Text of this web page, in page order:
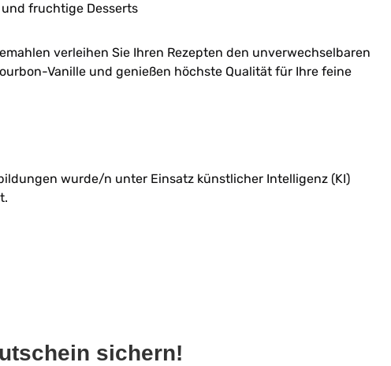
fruchtige Desserts
verleihen Sie Ihren Rezepten den unverwechselbaren
Vanille und genießen höchste Qualität für Ihre feine
wurde/n unter Einsatz künstlicher Intelligenz (KI)
sichern!